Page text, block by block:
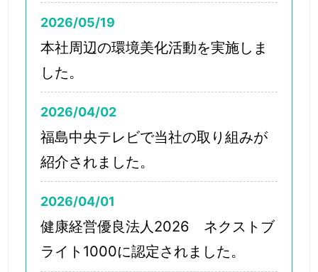
2026/05/19
本社周辺の環境美化活動を実施しま
した。
2026/04/02
福島中央テレビで当社の取り組みが
紹介されました。
2026/04/01
健康経営優良法人2026 ネクストブ
ライト1000に認定されました。